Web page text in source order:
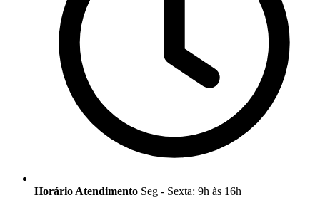
Horário Atendimento Seg - Sexta: 9h às 16h